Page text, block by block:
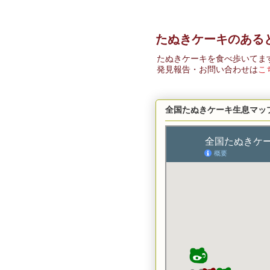
たぬきケーキのある
たぬきケーキを食べ歩いて
発見報告・お問い合わせはこ
全国たぬきケーキ生息マッ